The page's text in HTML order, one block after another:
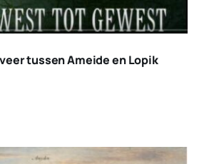
tussen Ameide en Lopik